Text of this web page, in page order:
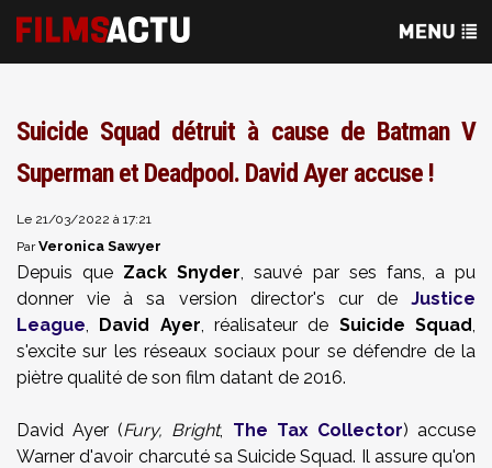
Suicide Squad détruit à cause de Batman V
Superman et Deadpool. David Ayer accuse !
Le 21/03/2022 à 17:21
ParVeronica Sawyer
Depuis que Zack Snyder, sauvé par ses fans, a pu
donner vie à sa version director's cur deJustice
League, David Ayer, réalisateur de Suicide Squad,
s'excite sur les réseaux sociaux pour se défendre de la
piètre qualité de son film datant de 2016.
David Ayer (Fury, Bright, The Tax Collector) accuse
Warner d'avoir charcuté sa Suicide Squad. Il assure qu'on